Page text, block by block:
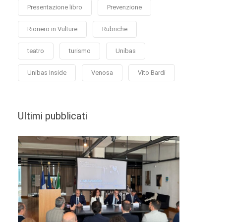
Presentazione libro Prevenzione
Rionero in Vulture Rubriche
teatro turismo Unibas
Unibas Inside Venosa Vito Bardi
Ultimi pubblicati